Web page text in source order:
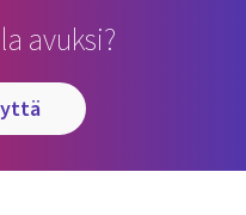
avuksi?